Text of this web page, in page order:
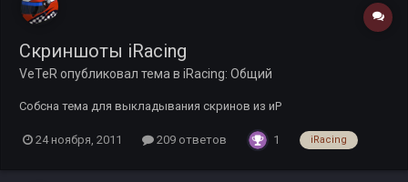
Скриншоты iRacing
VeTeR опубликовал тема в iRacing: Общий
Собсна тема для выкладывания скринов из иР
24 ноября, 2011 209 ответов 1 iRacing